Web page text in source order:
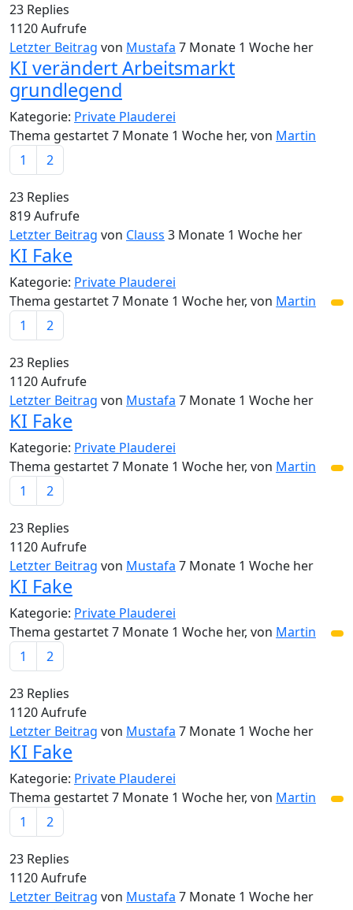
23 Replies
1120Aufrufe
Letzter Beitrag von Mustafa 7 Monate 1 Woche her
KI verändert Arbeitsmarkt
grundlegend
Kategorie: Private Plauderei
Thema gestartet 7 Monate 1 Woche her, von Martin
1
2
23 Replies
819Aufrufe
Letzter Beitrag von Clauss 3 Monate 1 Woche her
KI Fake
Kategorie: Private Plauderei
Thema gestartet 7 Monate 1 Woche her, von Martin
1
2
23 Replies
1120Aufrufe
Letzter Beitrag von Mustafa 7 Monate 1 Woche her
KI Fake
Kategorie: Private Plauderei
Thema gestartet 7 Monate 1 Woche her, von Martin
1
2
23 Replies
1120Aufrufe
Letzter Beitrag von Mustafa 7 Monate 1 Woche her
KI Fake
Kategorie: Private Plauderei
Thema gestartet 7 Monate 1 Woche her, von Martin
1
2
23 Replies
1120Aufrufe
Letzter Beitrag von Mustafa 7 Monate 1 Woche her
KI Fake
Kategorie: Private Plauderei
Thema gestartet 7 Monate 1 Woche her, von Martin
1
2
23 Replies
1120Aufrufe
Letzter Beitrag von Mustafa 7 Monate 1 Woche her